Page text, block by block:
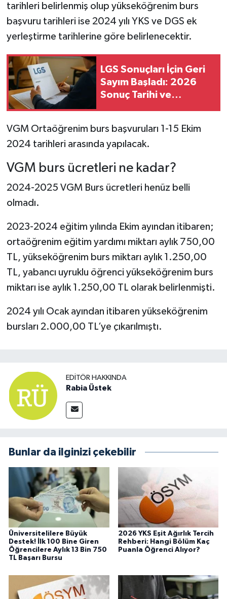
tarihleri belirlenmiş olup yükseköğrenim burs
başvuru tarihleri ise 2024 yılı YKS ve DGS ek
yerleştirme tarihlerine göre belirlenecektir.
LGS Sonuçları İçin Geri
Sayım Başladı: 2026
Sonuç Tarihi ve
VGM Ortaöğrenim burs başvuruları 1-15 Ekim
2024 tarihleri arasında yapılacak.
VGM burs ücretleri ne kadar?
2024-2025 VGM Burs ücretleri henüz belli
olmadı.
2023-2024 eğitim yılında Ekim ayından itibaren;
ortaöğrenim eğitim yardımı miktarı aylık 750,00
TL, yükseköğrenim burs miktarı aylık 1.250,00
TL, yabancı uyruklu öğrenci yükseköğrenim burs
miktarı ise aylık 1.250,00 TL olarak belirlenmişti.
2024 yılı Ocak ayından itibaren yükseköğrenim
bursları 2.000,00 TL’ye çıkarılmıştı.
EDITÖR HAKKINDA
Rabia Üstek
Bunlar da ilginizi çekebilir
Üniversitelilere Büyük
Destek! İlk 100 Bine Giren
Öğrencilere Aylık 13 Bin 750
TL Başarı Bursu
2026 YKS Eşit Ağırlık Tercih
Rehberi: Hangi Bölüm Kaç
Puanla Öğrenci Alıyor?